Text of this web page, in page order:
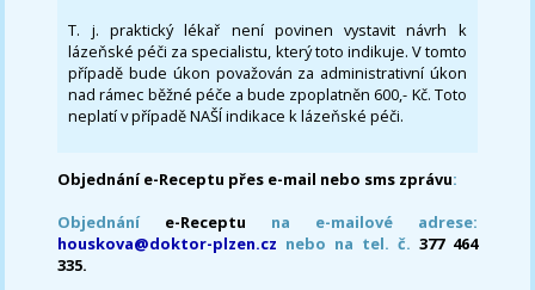
T. j. praktický lékař není povinen vystavit návrh k
lázeňské péči za specialistu, který toto indikuje. V tomto
případě bude úkon považován za administrativní úkon
nad rámec běžné péče a bude zpoplatněn 600,- Kč. Toto
neplatí v případě NAŠÍ indikace k lázeňské péči.
Objednání e-Receptu přes e-mail nebo sms zprávu:
Objednání e-Receptu na e-mailové adrese:
houskova@doktor-plzen.cz nebo na tel. č. 377 464
335.